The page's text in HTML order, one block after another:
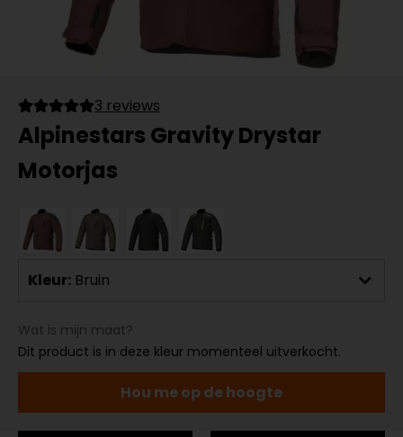
3 reviews
Alpinestars Gravity Drystar
Motorjas
Kleur: Bruin
Wat is mijn maat?
Dit product is in deze kleur momenteel uitverkocht.
Hou me op de hoogte